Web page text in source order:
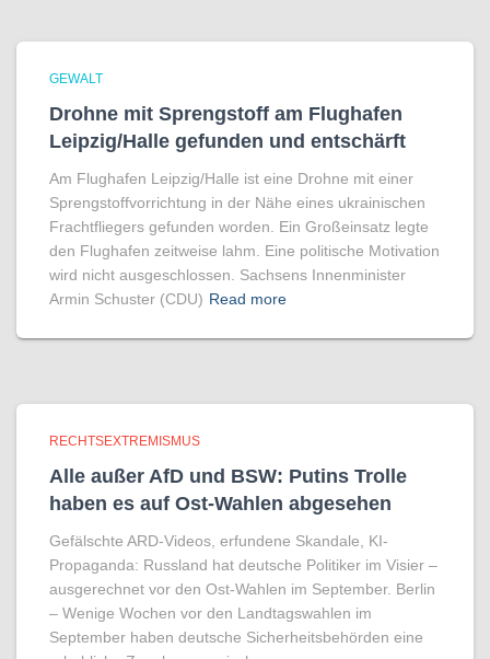
GEWALT
Drohne mit Sprengstoff am Flughafen
Leipzig/Halle gefunden und entschärft
Am Flughafen Leipzig/Halle ist eine Drohne mit einer
Sprengstoffvorrichtung in der Nähe eines ukrainischen
Frachtfliegers gefunden worden. Ein Großeinsatz legte
den Flughafen zeitweise lahm. Eine politische Motivation
wird nicht ausgeschlossen. Sachsens Innenminister
Armin Schuster (CDU) Read more
RECHTSEXTREMISMUS
Alle außer AfD und BSW: Putins Trolle
haben es auf Ost-Wahlen abgesehen
Gefälschte ARD-Videos, erfundene Skandale, KI-
Propaganda: Russland hat deutsche Politiker im Visier –
ausgerechnet vor den Ost-Wahlen im September. Berlin
– Wenige Wochen vor den Landtagswahlen im
September haben deutsche Sicherheitsbehörden eine